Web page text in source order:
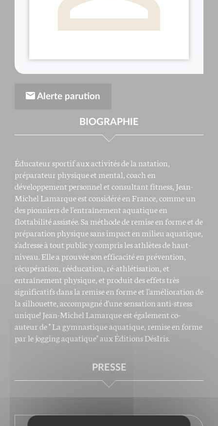
Alerte parution
BIOGRAPHIE
Éducateur sportif aux activités de la natation,
préparateur physique et mental, coach en
développement personnel et consultant fitness, Jean-
Michel Lamarque est considéré en France, comme un
des pionniers de l'entraînement aquatique en
flottabilité assistée. Sa méthode de remise en forme et de
préparation physique sans impact en milieu aquatique,
s'adresse à tout public y compris les athlètes de haut-
niveau. Elle a prouvée son efficacité en prévention,
récupération, rééducation, ré-athlétisation, et
entraînement physique, et produit des effets très
significatifs dans la remise en forme et l'amélioration de
la silhouette, accompagné d'une sensation anti-stress
unique! Jean-Michel Lamarque est également co-
auteur de " La gymnastique aquatique, remise en forme
par le jogging aquatique" aux Éditions DésIris.
PRESSE